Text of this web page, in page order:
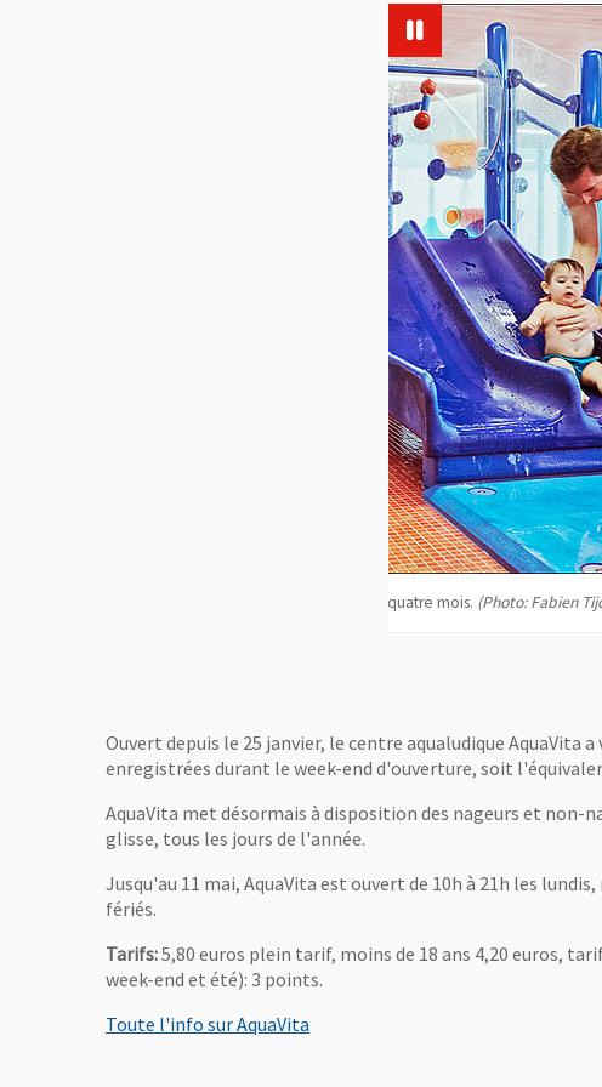
Vue agrandie de l'image
Le bassin balnéo est dédié
Ouvert depuis le 25 janvier, le centre aqualudique AquaVita
enregistrées durant le week-end d'ouverture, soit
AquaVita met désormais à disposition des nageurs et non-
glisse, tous les jours de l'année.
Jusqu'au 11 mai, AquaVita est ouvert de 10h à 21h les
fériés.
Tarifs:5,80 euros plein tarif, moins de 18 ans 4,20 euros,
week-end et été): 3 points.
Toute l'info sur AquaVita